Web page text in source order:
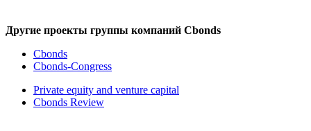
Другие проекты группы компаний Cbonds
Cbonds
Cbonds-Congress
Private equity and venture capital
Cbonds Review